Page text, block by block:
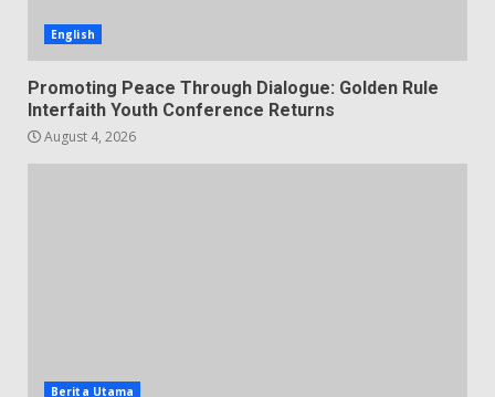
English
Promoting Peace Through Dialogue: Golden Rule
Interfaith Youth Conference Returns
August 4, 2026
Berita Utama